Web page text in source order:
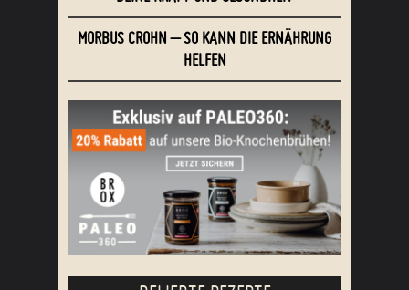
BELIEBTE REZEPTE
Mandelmilch selber machen
Knochenbrühe selber machen
Ghee selber machen